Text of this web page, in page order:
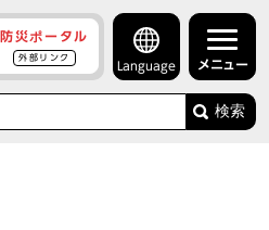
防災ポータル
外部リンク
Language メニュー
検索